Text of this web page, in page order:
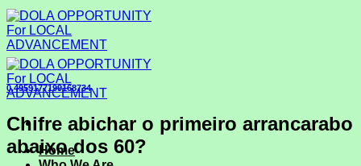
Skip
to
content
Home
0.4959177199168734
Chifre abichar o primeiro arrancarabo
abaixo dos 60?